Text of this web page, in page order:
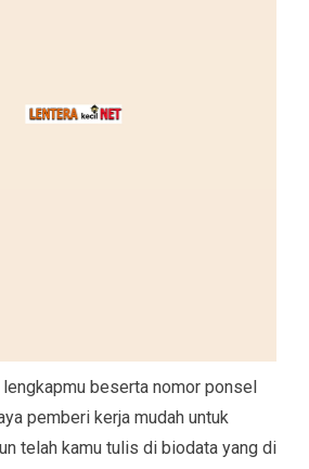
lengkapmu beserta nomor ponsel
pemberi kerja mudah untuk
telah kamu tulis di biodata yang di